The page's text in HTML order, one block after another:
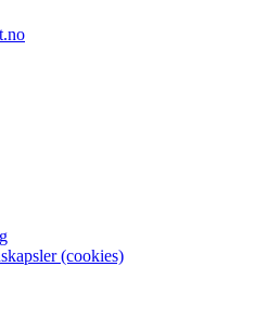
(cookies)